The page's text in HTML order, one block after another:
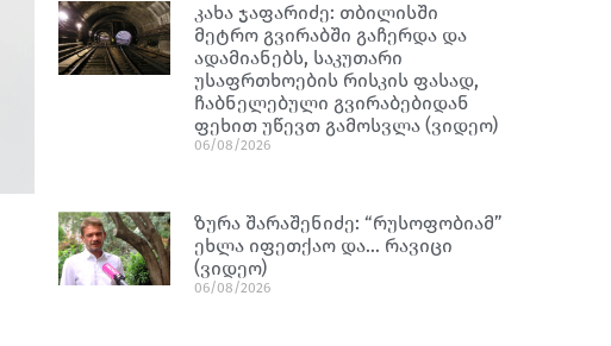
კახა ჯაფარიძე: თბილისში
მეტრო გვირაბში გაჩერდა და
ადამიანებს, საკუთარი
უსაფრთხოების რისკის ფასად,
ჩაბნელებული გვირაბებიდან
ფეხით უწევთ გამოსვლა (ვიდეო)
06/08/2026
ზურა შარაშენიძე: “რუსოფობიამ”
ეხლა იფეთქაო და… რავიცი
(ვიდეო)
06/08/2026